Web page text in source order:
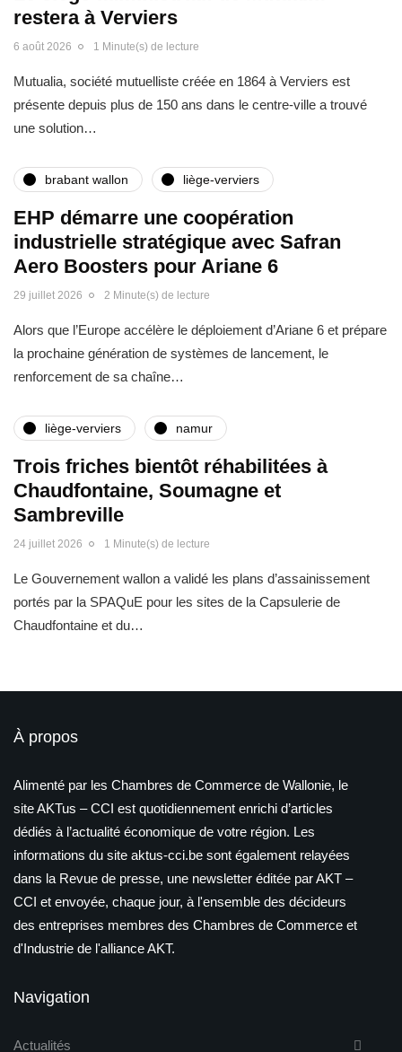
restera à Verviers
6 août 2026 1 Minute(s) de lecture
Mutualia, société mutuelliste créée en 1864 à Verviers est
présente depuis plus de 150 ans dans le centre-ville a trouvé
une solution…
brabant wallon liège-verviers
EHP démarre une coopération
industrielle stratégique avec Safran
Aero Boosters pour Ariane 6
29 juillet 2026 2 Minute(s) de lecture
Alors que l’Europe accélère le déploiement d’Ariane 6 et prépare
la prochaine génération de systèmes de lancement, le
renforcement de sa chaîne…
liège-verviers namur
Trois friches bientôt réhabilitées à
Chaudfontaine, Soumagne et
Sambreville
24 juillet 2026 1 Minute(s) de lecture
Le Gouvernement wallon a validé les plans d’assainissement
portés par la SPAQuE pour les sites de la Capsulerie de
Chaudfontaine et du…
À propos
Alimenté par les Chambres de Commerce de Wallonie, le
site AKTus – CCI est quotidiennement enrichi d’articles
dédiés à l’actualité économique de votre région. Les
informations du site aktus-cci.be sont également relayées
dans la Revue de presse, une newsletter éditée par AKT –
CCI et envoyée, chaque jour, à l'ensemble des décideurs
des entreprises membres des Chambres de Commerce et
d'Industrie de l'alliance AKT.
Navigation
Actualités